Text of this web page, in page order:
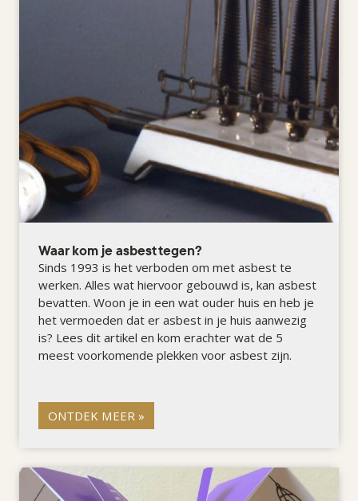
Waar kom je asbest tegen?
Sinds 1993 is het verboden om met asbest te
werken. Alles wat hiervoor gebouwd is, kan asbest
bevatten. Woon je in een wat ouder huis en heb je
het vermoeden dat er asbest in je huis aanwezig
is? Lees dit artikel en kom erachter wat de 5
meest voorkomende plekken voor asbest zijn.
ONTDEK MEER »